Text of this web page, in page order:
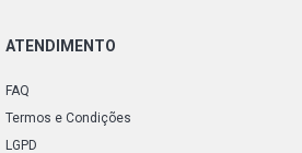
ATENDIMENTO
FAQ
Termos e Condições
LGPD